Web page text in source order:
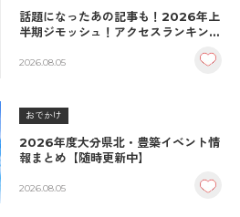
話題になったあの記事も！2026年上
半期ジモッシュ！アクセスランキング
2026.08.05
おでかけ
2026年度大分県北・豊築イベント情
報まとめ【随時更新中】
2026.08.05